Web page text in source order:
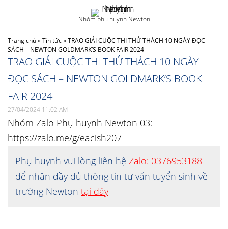
Trang chủ»Tin tức»TRAO GIẢI CUỘC THI THỬ THÁCH 10 NGÀY ĐỌC
SÁCH – NEWTON GOLDMARK’S BOOK FAIR 2024
TRAO GIẢI CUỘC THI THỬ THÁCH 10 NGÀY
ĐỌC SÁCH – NEWTON GOLDMARK’S BOOK
FAIR 2024
27/04/2024 11:02 AM
Nhóm Zalo Phụ huynh Newton 03:
https://zalo.me/g/eacish207
Phụ huynh vui lòng liên hệ Zalo: 0376953188
để nhận đầy đủ thông tin tư vấn tuyển sinh về
trường Newton tại đây
Nhóm phụ huynh Newton